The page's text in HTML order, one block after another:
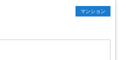
マンション